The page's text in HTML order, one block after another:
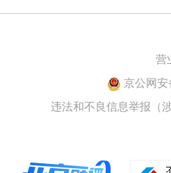
营
京公网
违法和不良信息举报（